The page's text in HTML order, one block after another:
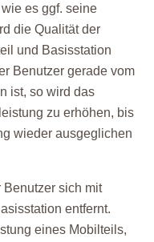
es ggf. seine
die Qualität der
und Basisstation
Benutzer gerade vom
ist, so wird das
zu erhöhen, bis
wieder ausgeglichen
Benutzer sich mit
entfernt.
eines Mobilteils,